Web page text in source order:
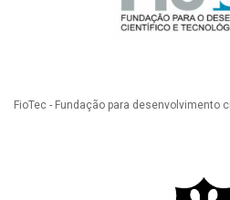
FioTec - Fundação para